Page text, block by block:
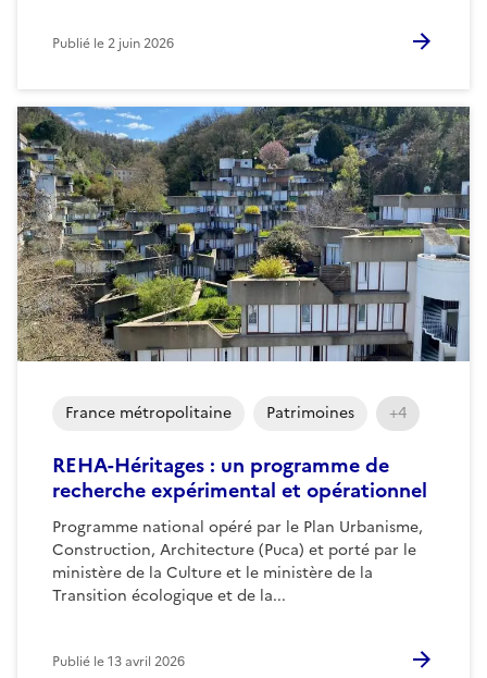
Publié le2 juin 2026
REHA-Héritages : un programme de
recherche expérimental et opérationnel
Programme national opéré par le Plan Urbanisme,
Construction, Architecture (Puca) et porté par le
ministère de la Culture et le ministère de la
Transition écologique et de la...
France métropolitaine Patrimoines +4
Publié le13 avril 2026